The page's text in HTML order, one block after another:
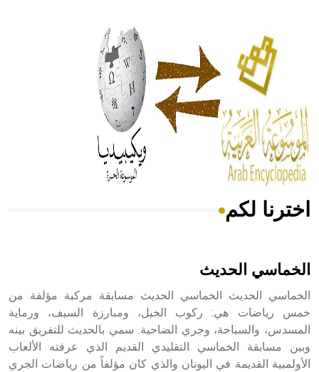
الحكم، الأدلة، تنظيم التغذية، ورسالته في جروح الرأس. ويعود
له الفضل بأنه حرر الطب من الدين والفلسفة.
- هل تعلم أن المرجان إفراز حيواني يتكون في البحر ويتركب
من مادة كربونات الكلسيوم، وهو أحمر أو شديد الحمرة وهو
أجود أنواعه، ويمتاز بكبر الحجم ويسمى الش
هل تعلم أن الأبسيد كلمة فرنسية اللفظ تم اعتمادها مصطلحاً
- هل تعلم أن أبجر Abgar اسم معروف جيداً يعود إلى عدد من
الملوك الذين حكموا مدينة إديسا (الرها) من أبجر الأول وحتى
التاسع، وهم ينتسبون إلى أسرة أوسروين
اخترنا لكم
الخماسي الحديث
الخماسي الحديث الخماسي الحديث مسابقة مركبة مؤلفة من
خمس رياضات هي: ركوب الخيل، ومبارزة السيف، ورماية
المسدس، والسباحة، وجري الضاحية. سمي بالحديث للتفريق بينه
وبين مسابقة الخماسي التقليدي القديم الذي عرفته الألعاب
الأولمبية القديمة في اليونان والذي كان مؤلفاً من رياضات الجري